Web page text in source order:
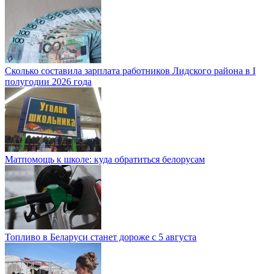
Сколько составила зарплата работников Лидского района в I
полугодии 2026 года
Матпомощь к школе: куда обратиться белорусам
Топливо в Беларуси станет дороже с 5 августа